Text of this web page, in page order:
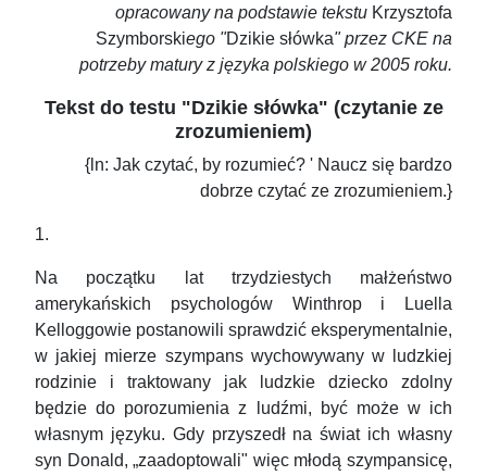
opracowany na podstawie tekstu Krzysztofa
Szymborskiego "Dzikie słówka" przez CKE na
potrzeby matury z języka polskiego w 2005 roku.
Tekst do testu "Dzikie słówka" (czytanie ze
zrozumieniem)
{ln: Jak czytać, by rozumieć? ' Naucz się bardzo
dobrze czytać ze zrozumieniem.}
1.
Na początku lat trzydziestych małżeństwo
amerykańskich psychologów Winthrop i Luella
Kelloggowie postanowili sprawdzić eksperymentalnie,
w jakiej mierze szympans wychowywany w ludzkiej
rodzinie i traktowany jak ludzkie dziecko zdolny
będzie do porozumienia z ludźmi, być może w ich
własnym języku. Gdy przyszedł na świat ich własny
syn Donald, „zaadoptowali" więc młodą szympansicę,